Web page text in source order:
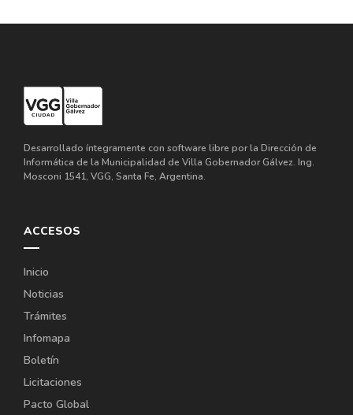
Desarrollado íntegramente con software libre por la Dirección de
Informática de la Municipalidad de Villa Gobernador Gálvez. Ing.
Mosconi 1541, VGG, Santa Fe, Argentina.
ACCESOS
Inicio
Noticias
Trámites
Infomapa
Boletín
Licitaciones
Pacto Global